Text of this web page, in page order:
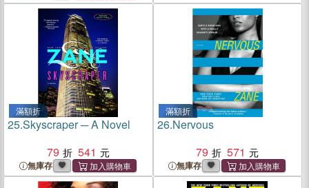
滿額折
25.Skyscraper ─ A Novel
79
541
無庫存
滿額折
26.Nervous
79
571
無庫存